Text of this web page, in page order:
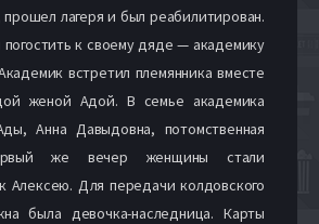
лагеря и был реабилитирован.
погостить к своему дяде — академику
встретил племянника вместе
женой Адой. В семье академика
Анна Давыдовна, потомственная
же вечер женщины стали
Алексею. Для передачи колдовского
была девочка-наследница. Карты